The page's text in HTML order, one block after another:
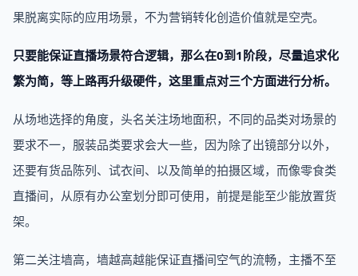
果脱离实际的应用场景，不为营销转化创造价值就是空壳。
只要能保证直播场景符合逻辑，那么在0到1阶段，尽量追求化
繁为简，等上路再升级硬件，这里重点对三个方面进行分析。
从场地选择的角度，头名关注场地面积，不同的品类对场景的
要求不一，服装品类要求会大一些，因为除了出镜部分以外，
还要有货品陈列、试衣间、以及简单的拍摄区域，而像零食类
直播间，从原有办公室划分即可使用，前提是能至少能放置货
架。
第二关注墙高，墙越高越能保证直播间空气的流畅，主播不至